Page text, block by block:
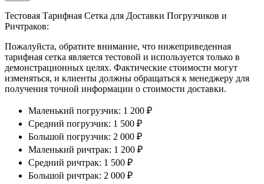
Тестовая Тарифная Сетка для Доставки Погрузчиков и
Ричтраков:
Пожалуйста, обратите внимание, что нижеприведенная
тарифная сетка является тестовой и используется только в
демонстрационных целях. Фактические стоимости могут
изменяться, и клиенты должны обращаться к менеджеру для
получения точной информации о стоимости доставки.
Маленький погрузчик: 1 200 ₽
Средний погрузчик: 1 500 ₽
Большой погрузчик: 2 000 ₽
Маленький ричтрак: 1 200 ₽
Средний ричтрак: 1 500 ₽
Большой ричтрак: 2 000 ₽